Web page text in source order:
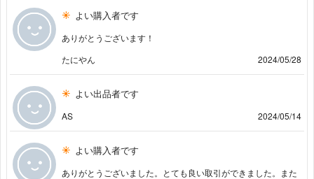
よい購入者です
ありがとうございます！
たにやん
2024/05/28
よい出品者です
AS 2024/05/14
よい購入者です
ありがとうございました。とても良い取引ができました。また